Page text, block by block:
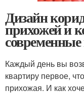
Дизайн
прихожей и
Каждый день вы
квартиру первое,
прихожая. И как